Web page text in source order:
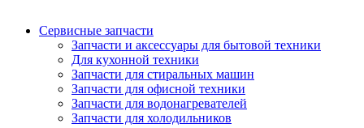
Сервисные запчасти
Запчасти и аксессуары для бытовой техники
Для кухонной техники
Запчасти для стиральных машин
Запчасти для офисной техники
Запчасти для водонагревателей
Запчасти для холодильников